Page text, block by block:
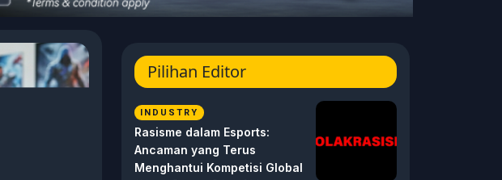
Pilihan Editor
INDUSTRY
Rasisme dalam Esports:
Ancaman yang Terus
Menghantui Kompetisi Global